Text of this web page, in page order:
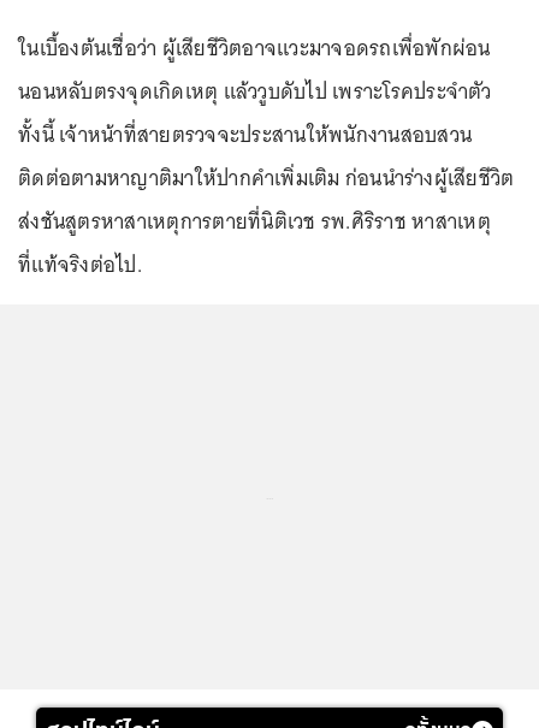
ในเบื้องต้นเชื่อว่า ผู้เสียชีวิตอาจแวะมาจอดรถเพื่อพักผ่อน
นอนหลับตรงจุดเกิดเหตุ แล้ววูบดับไป เพราะโรคประจำตัว
ทั้งนี้ เจ้าหน้าที่สายตรวจจะประสานให้พนักงานสอบสวน
ติดต่อตามหาญาติมาให้ปากคำเพิ่มเติม ก่อนนำร่างผู้เสียชีวิต
ส่งชันสูตรหาสาเหตุการตายที่นิติเวช รพ.ศิริราช หาสาเหตุ
ที่แท้จริงต่อไป.